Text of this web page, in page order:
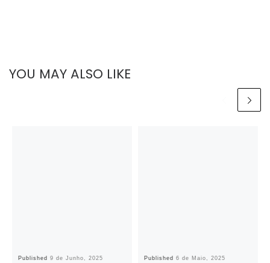
YOU MAY ALSO LIKE
Published9 de Junho, 2025 Published6 de Maio, 2025